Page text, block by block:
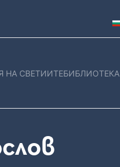
НА СВЕТИИТЕБИБЛИОТЕКА